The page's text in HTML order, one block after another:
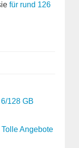
für rund 126
128 GB
Angebote